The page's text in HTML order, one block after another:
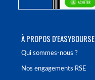
À PROPOS D'EASYBOURSE
Qui sommes-nous ?
Nos engagements RSE